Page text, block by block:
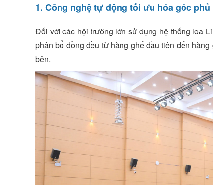
1. Công nghệ tự động tối ưu hóa góc
Đối với các hội trường lớn sử dụng hệ thống loa
phân bổ đồng đều từ hàng ghế đầu tiên đến
bên.